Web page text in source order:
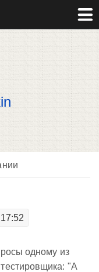
одному из
"А